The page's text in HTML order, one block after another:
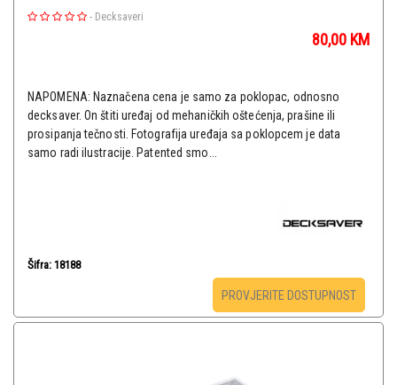
- Decksaveri
80,00 KM
NAPOMENA: Naznačena cena je samo za poklopac, odnosno
decksaver. On štiti uređaj od mehaničkih oštećenja, prašine ili
prosipanja tečnosti. Fotografija uređaja sa poklopcem je data
samo radi ilustracije. Patented smo...
Šifra: 18188
PROVJERITE DOSTUPNOST